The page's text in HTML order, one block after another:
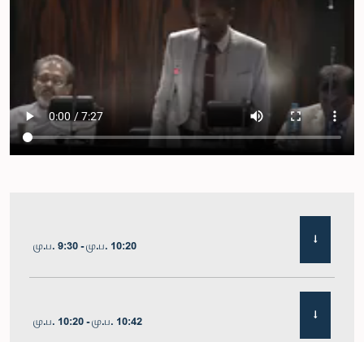
மு.ப. 9:30 - மு.ப. 10:20
மு.ப. 10:20 - மு.ப. 10:42